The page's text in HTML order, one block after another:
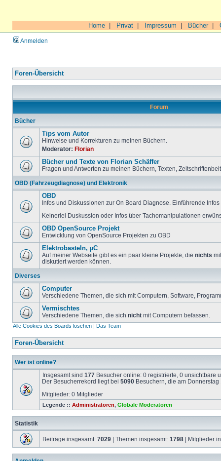
Home Privat Impressum Bücher|
Anmelden
Foren-Übersicht
Forum
Bücher
Tips vom Autor
Hinweise und Korrekturen zu meinen Büchern.
Moderator: Florian
Bücher und Texte von Florian Schäffer
Fragen und Antworten zu meinen Büchern, Texten,
OBD (Fahrzeugdiagnose) und Elektronik
OBD
Infos und Diskussionen zur On Board Diagnose. Einführende
Keinerlei Duskussion oder Infos über Tachomanipulationen
OBD OpenSource Projekt
Entwicklung von OpenSource Projekten zu OBD
Elektrobasteln, µC
Auf meiner Webseite gibt es ein paar kleine Projekte, die nichts
diskutiert werden können.
Diverses
Computer
Verschiedene Themen, die sich mit Computern, Software,
Vermischtes
Verschiedene Themen, die sich nicht mit Computern befassen.
Alle Cookies des Boards löschen | Das Team
Foren-Übersicht
Wer ist online?
Insgesamt sind 177 Besucher online: 0 registrierte, 0 unsichtbare
Der Besucherrekord liegt bei 5090 Besuchern, die am
Mitglieder: 0 Mitglieder
Legende :: Administratoren, Globale Moderatoren
Statistik
Beiträge insgesamt: 7029 | Themen insgesamt: 1798 | Mitglieder